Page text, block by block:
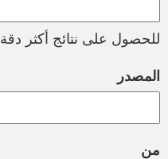
للحصول على نتائج أكثر
المصدر
من